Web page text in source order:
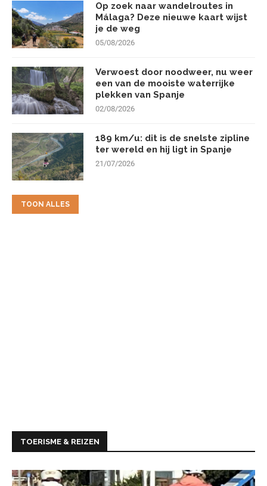
Op zoek naar wandelroutes in
Málaga? Deze nieuwe kaart wijst
je de weg
05/08/2026
Verwoest door noodweer, nu weer
een van de mooiste waterrijke
plekken van Spanje
02/08/2026
189 km/u: dit is de snelste zipline
ter wereld en hij ligt in Spanje
21/07/2026
TOON ALLES
TOERISME & REIZEN